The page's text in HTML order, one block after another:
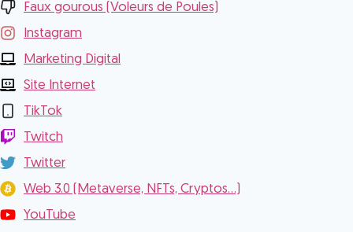
Faux gourous (Voleurs de Poules)
Instagram
Marketing Digital
Site Internet
TikTok
Twitch
Twitter
Web 3.0 (Metaverse, NFTs, Cryptos...)
YouTube